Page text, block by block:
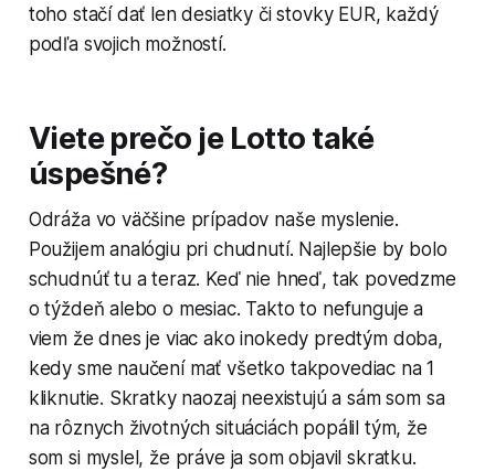
toho stačí dať len desiatky či stovky EUR, každý
podľa svojich možností.
Viete prečo je Lotto také
úspešné?
Odráža vo väčšine prípadov naše myslenie.
Použijem analógiu pri chudnutí. Najlepšie by bolo
schudnúť tu a teraz. Keď nie hneď, tak povedzme
o týždeň alebo o mesiac. Takto to nefunguje a
viem že dnes je viac ako inokedy predtým doba,
kedy sme naučení mať všetko takpovediac na 1
kliknutie. Skratky naozaj neexistujú a sám som sa
na rôznych životných situáciách popálil tým, že
som si myslel, že práve ja som objavil skratku.